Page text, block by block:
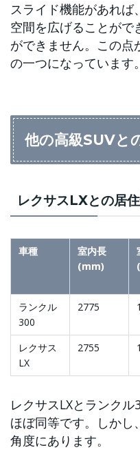
スライド機能があれば
空間を広げることがで
ができません。この点
の一つになっています。
他の高級SUVと
レクサスLXとの居
車種
室内長
(mm)
ランクル
300
2775
レクサス
LX
2755
レクサスLXとランク
ほぼ同等です。しかし
角度にあります。